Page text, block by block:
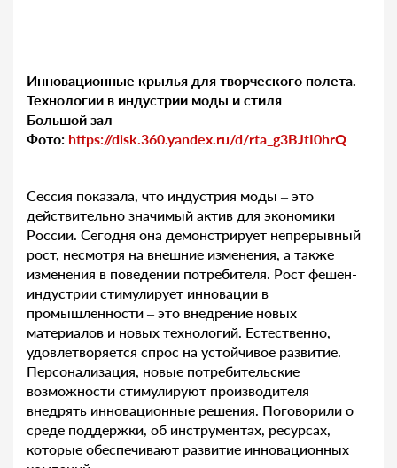
Инновационные крылья для творческого полета.
Технологии в индустрии моды и стиля
Большой зал
Фото: https://disk.360.yandex.ru/d/rta_g3BJtI0hrQ
Сессия показала, что индустрия моды – это
действительно значимый актив для экономики
России. Сегодня она демонстрирует непрерывный
рост, несмотря на внешние изменения, а также
изменения в поведении потребителя. Рост фешен-
индустрии стимулирует инновации в
промышленности – это внедрение новых
материалов и новых технологий. Естественно,
удовлетворяется спрос на устойчивое развитие.
Персонализация, новые потребительские
возможности стимулируют производителя
внедрять инновационные решения. Поговорили о
среде поддержки, об инструментах, ресурсах,
которые обеспечивают развитие инновационных